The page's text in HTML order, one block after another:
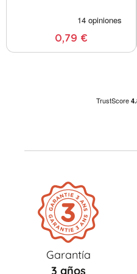
0,79 €
Garantía
3 años